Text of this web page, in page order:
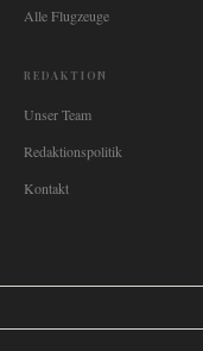
Alle Flugzeuge
REDAKTION
Unser Team
Redaktionspolitik
Kontakt